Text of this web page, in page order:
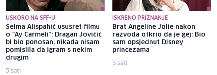
USKORO NA SFF-U
Selma Alispahić ususret filmu
o "Ay Carmeli": Dragan Jovičić
bi bio ponosan; nikada nisam
pomislila da igram s nekim
drugim
5 sati
ISKRENO PRIZNANJE
Brat Angeline Jolie nakon
razvoda otkrio da je gej: Bio
sam opsjednut Disney
princezama
5 sati